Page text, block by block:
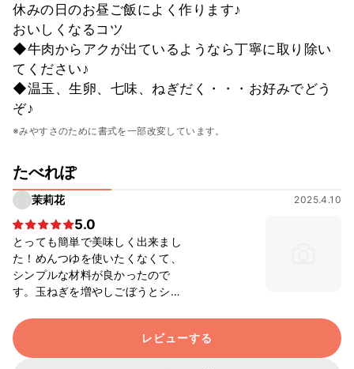
休みの日のお昼ご飯によく作ります♪
おいしくなるコツ
◆牛肉からアクが出ているようなら丁寧に取り除い
てください♪
◆温玉、生卵、七味、ねぎだく・・・お好みでどう
ぞ♪
※みやすさのために書式を一部改変しています。
たべれぽ
茉莉花 2025.4.10
5.0
とっても簡単で美味しく出来まし
た！めんつゆを使いたくなくて、
シンプルな材料が良かったので
す。玉ねぎを増やしごぼうとシイ
にも好評でした。時間がない時に
もぴったりだと思います。レビューする